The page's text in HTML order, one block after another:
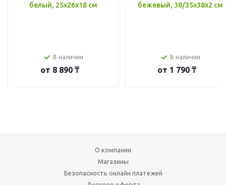
белый, 25x26x18 см
В наличии
от 8 890 ₸
бежевый, 38/35x38x2 см
В наличии
от 1 790 ₸
О компании
Магазины
Безопасность онлайн платежей